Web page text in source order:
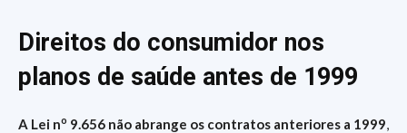
Direitos do consumidor nos
planos de saúde antes de 1999
A Lei no 9.656 não abrange os contratos anteriores a 1999,